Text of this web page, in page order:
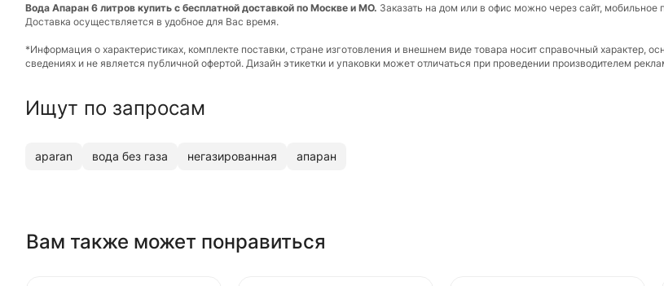
Вода Апаран 6 литров купить с бесплатной доставкой по Москве и МО. Заказать на дом или в офис можно через сайт,
Доставка осуществляется в удобное для Вас время.
*Информация о характеристиках, комплекте поставки, стране изготовления и внешнем виде товара носит справочный характер,
сведениях и не является публичной офертой. Дизайн этикетки и упаковки может отличаться при проведении производителем
Ищут по запросам
aparan вода без газа негазированная апаран
Вам также может понравиться